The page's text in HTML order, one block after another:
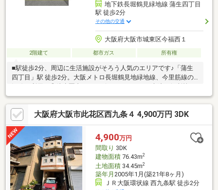
地下鉄長堀鶴見緑地線 蒲生四丁目
駅 徒歩2分
その他の交通
大阪府大阪市城東区今福西１
2階建て 都市ガス 所有権
■駅徒歩2分、周辺に生活施設がそろう人気のエリアです♪「蒲生
四丁目」駅 徒歩2分。大阪メトロ長堀鶴見地緑地線、今里筋線の2
揃います。■ 物件購入からリフォームまで「ワンストップ」対
応！平成6年築、木造2階建ての3DK。室内はオーソドックスな仕
様となっているため、ご予算やライフスタイルに合わせたリフォ
ームをご検討いただけます！当社では、物件のご紹介と併せてリ
フォームのご相談・お見積りまで窓口ひとつでまとめて承りま
す。「水回りだけ新しくしたい」「内装の雰囲気を変えたい」な
ど、ご希望をお気軽にお聞かせください。
大阪府大阪市此花区西九条４ 4,900万円 3DK
4,900万円
間取り 3DK
建物面積76.43m2
土地面積34.45m2
築年月 2005年1月(築21年8ヶ月)
ＪＲ大阪環状線 西九条駅 徒歩2分